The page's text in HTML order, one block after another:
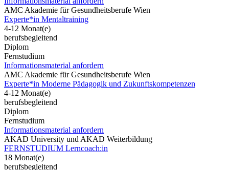
AMC Akademie für Gesundheitsberufe Wien
Experte*in Mentaltraining
4-12 Monat(e)
berufsbegleitend
Diplom
Fernstudium
Informationsmaterial anfordern
AMC Akademie für Gesundheitsberufe Wien
Experte*in Moderne Pädagogik und Zukunftskompetenzen
4-12 Monat(e)
berufsbegleitend
Diplom
Fernstudium
Informationsmaterial anfordern
AKAD University und AKAD Weiterbildung
FERNSTUDIUM Lerncoach:in
18 Monat(e)
berufsbegleitend